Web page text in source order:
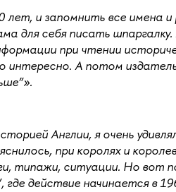
и запомнить все имена и
для себя писать
при чтении
А потом
Англии, я очень
при королях и
типажи, ситуации. Но вот
действие начинается в